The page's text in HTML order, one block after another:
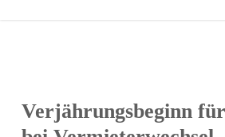
Verjährungsbeginn